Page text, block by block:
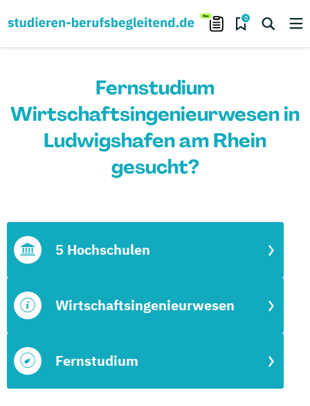
0
Fernstudium
Wirtschaftsingenieurwesen in
Ludwigshafen am Rhein
gesucht?
Fernstudium
Wirtschaftsingenieurwesen
5 Hochschulen